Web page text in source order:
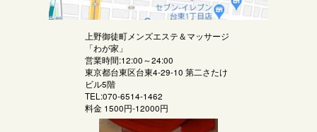
上野御徒町メンズエステ＆マッサージ
「わが家 」
営業時間:12:00～24:00
東京都台東区台東4-29-10 第二さたけ
ビル5階
TEL:070-6514-1462
料金 1500円-12000円